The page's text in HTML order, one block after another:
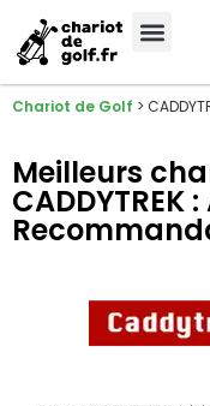
Chariot de Golf >
Meilleurs
CADDYTREK